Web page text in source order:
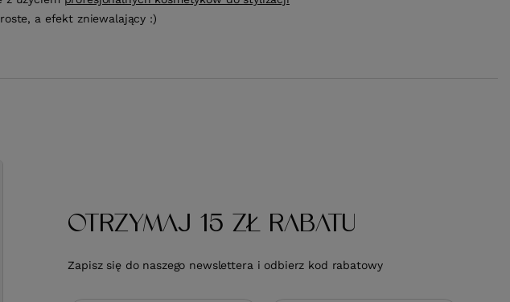
a efekt zniewalający :)
OTRZYMAJ 15 ZŁ RABATU
Zapisz się do naszego newslettera i odbierz kod rabatowy